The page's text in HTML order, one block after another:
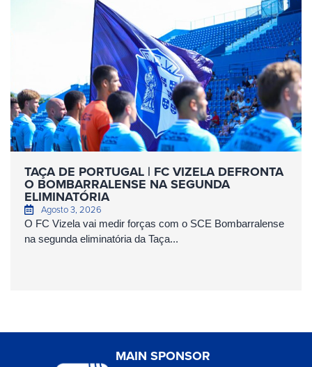
TAÇA DE PORTUGAL | FC VIZELA DEFRONTA
O BOMBARRALENSE NA SEGUNDA
ELIMINATÓRIA
Agosto 3, 2026
O FC Vizela vai medir forças com o SCE Bombarralense
na segunda eliminatória da Taça...
MAIN SPONSOR